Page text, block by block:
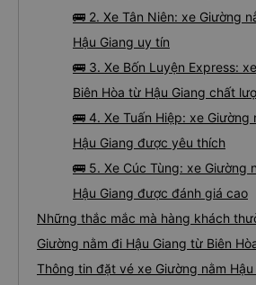
🚌 2. Xe Tân Niên: xe Giường
Hậu Giang uy tín
🚌 3. Xe Bốn Luyện Express:
Biên Hòa từ Hậu Giang chất
🚌 4. Xe Tuấn Hiệp: xe Giường
Hậu Giang được yêu thích
🚌 5. Xe Cúc Tùng: xe Giường
Hậu Giang được đánh giá cao
Những thắc mắc mà hàng khách
Giường nằm đi Hậu Giang từ Biên
Thông tin đặt vé xe Giường nằm Hậu